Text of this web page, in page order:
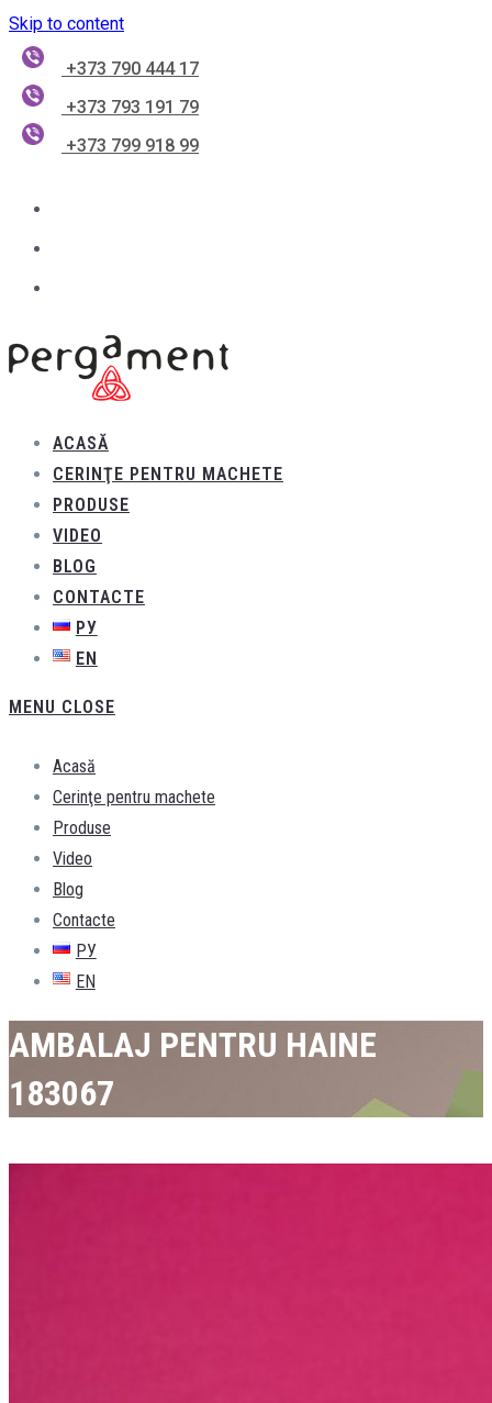
Skip to content
+373 790 444 17
+373 793 191 79
+373 799 918 99
ACASĂ
CERINŢE PENTRU MACHETE
PRODUSE
VIDEO
BLOG
CONTACTE
РУ
EN
MENU CLOSE
Acasă
Cerinţe pentru machete
Produse
Video
Blog
Contacte
РУ
EN
AMBALAJ PENTRU HAINE
183067